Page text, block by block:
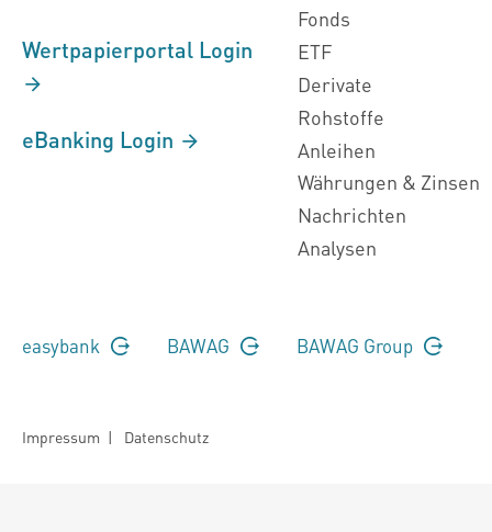
Wertpapierportal Login
eBanking Login
Fonds
ETF
Derivate
Rohstoffe
Anleihen
Währungen & Zinsen
Nachrichten
Analysen
easybank BAWAG BAWAG Group
Impressum | Datenschutz